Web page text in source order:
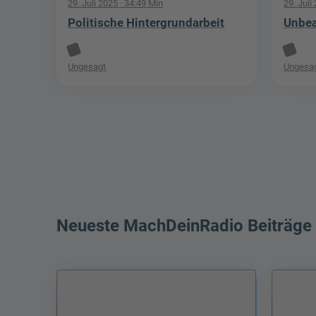
29. Juli 2025 · 34:49 Min
Politische Hintergrundarbeit
Ungesagt
29. Juli
Neueste MachDeinRadio Beiträge